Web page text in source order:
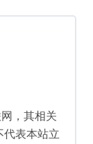
，其相关
代表本站立